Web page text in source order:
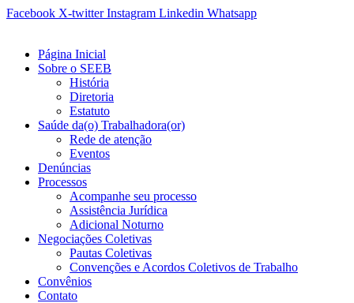
Ir
conteúdo
Facebook X-twitter Instagram Linkedin Whatsapp
Página Inicial
Sobre o SEEB
História
Diretoria
Estatuto
Saúde da(o) Trabalhadora(or)
Rede de atenção
Eventos
Denúncias
Processos
Acompanhe seu processo
Assistência Jurídica
Adicional Noturno
Negociações Coletivas
Pautas Coletivas
Convenções e Acordos Coletivos de Trabalho
Convênios
Contato